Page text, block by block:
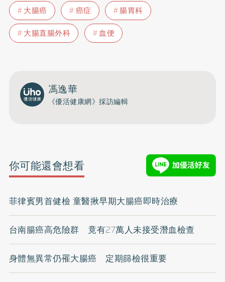
大腸癌 癌症
腸胃科
大腸直腸外科
血便
馮逸華
《優活健康網》採訪編輯
你可能還會想看
菲律賓男首健檢 童醫揪早期大腸癌即時治療
台南腸癌高危險群 竟有27萬人未接受潛血檢查
身體無異常仍罹大腸癌 定期篩檢很重要